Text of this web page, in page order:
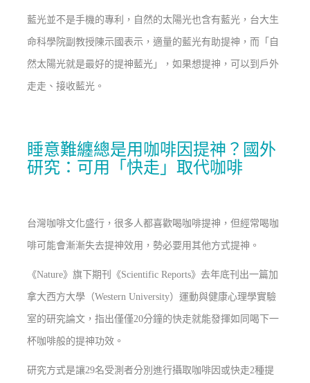
藍光並不是手機的專利，自然的太陽光也含有藍光，台大生
命科學院副教授陳示國表示，適量的藍光有助提神，而「自
然太陽光就是最好的提神藍光」，如果想提神，可以到戶外
走走、接收藍光。
睡意難纏總是用咖啡因提神？國外
研究：可用「快走」取代咖啡
台灣咖啡文化盛行，很多人都喜歡喝咖啡提神，但經常喝咖
啡可能會漸漸失去提神效用，勢必要用其他方式提神。
《Nature》旗下期刊《Scientific Reports》去年底刊出一篇加
拿大西方大學（Western University）運動與健康心理學實驗
室的研究論文，指出僅僅20分鐘的快走就能發揮如同喝下一
杯咖啡般的提神功效。
研究方式是讓29名受測者分別進行攝取咖啡因或快走2種提